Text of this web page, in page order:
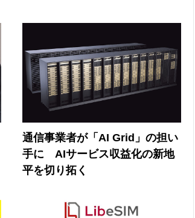
通信事業者が「AI Grid」の担い
手に AIサービス収益化の新地
平を切り拓く